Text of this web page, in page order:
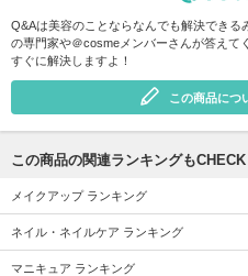
Q&Aは美容のことならなんでも解決でき
の専門家や＠cosmeメンバーさんが答えて
すぐに解決しますよ！
この商品につ
この商品の関連ランキングもCHECK
メイクアップ ランキング
ネイル・ネイルケア ランキング
マニキュア ランキング